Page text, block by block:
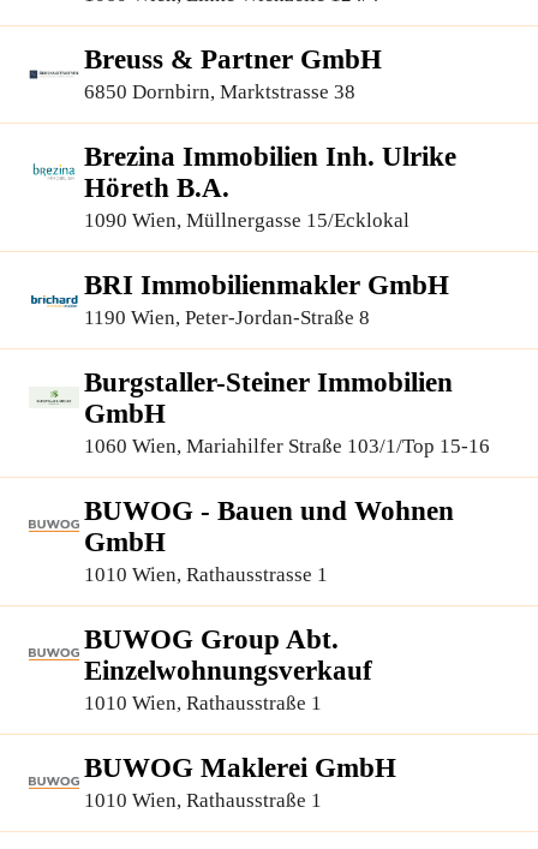
Breuss & Partner GmbH
6850 Dornbirn, Marktstrasse 38
Brezina Immobilien Inh. Ulrike
Höreth B.A.
1090 Wien, Müllnergasse 15/Ecklokal
BRI Immobilienmakler GmbH
1190 Wien, Peter-Jordan-Straße 8
Burgstaller-Steiner Immobilien
GmbH
1060 Wien, Mariahilfer Straße 103/1/Top 15-16
BUWOG - Bauen und Wohnen
GmbH
1010 Wien, Rathausstrasse 1
BUWOG Group Abt.
Einzelwohnungsverkauf
1010 Wien, Rathausstraße 1
BUWOG Maklerei GmbH
1010 Wien, Rathausstraße 1